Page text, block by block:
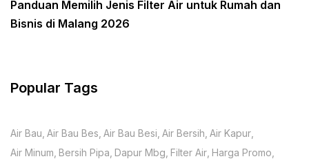
Panduan Memilih Jenis Filter Air untuk Rumah dan
Bisnis di Malang 2026
Popular Tags
Air Bau Air Bau Bes Air Bau Besi Air Bersih Air Kapur
Air Minum Bersih Pipa Dapur Mbg Filter Air Harga Promo